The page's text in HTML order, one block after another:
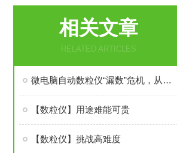
相关文章
RELATED ARTICLES
微电脑自动数粒仪“漏数”危机，从故障溯源到精准防控的实战指南
【数粒仪】用途难能可贵
【数粒仪】挑战高难度